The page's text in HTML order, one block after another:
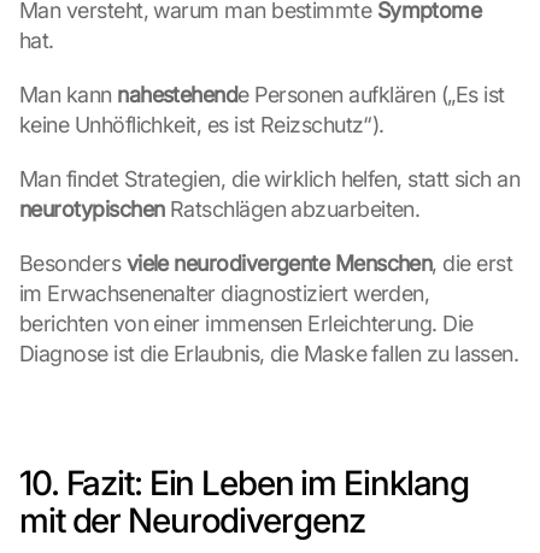
Man versteht, warum man bestimmte Symptome
hat.
Man kann nahestehende Personen aufklären („Es ist
keine Unhöflichkeit, es ist Reizschutz“).
neurotypischen Ratschlägen abzuarbeiten.
Besonders viele neurodivergente Menschen, die erst
im Erwachsenenalter diagnostiziert werden,
berichten von einer immensen Erleichterung. Die
Diagnose ist die Erlaubnis, die Maske fallen zu lassen.
10. Fazit: Ein Leben im Einklang
mit der Neurodivergenz
S
e
m
a
d
n
d
r
G
e
M
a